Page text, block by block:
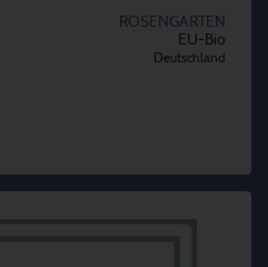
ROSENGARTEN
EU-Bio
Deutschland